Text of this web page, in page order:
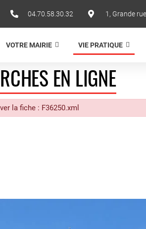
04.70.58.30.32 1, Grande
VOTRE MAIRIE VIE PRATIQUE
EN LIGNE
la fiche : F36250.xml